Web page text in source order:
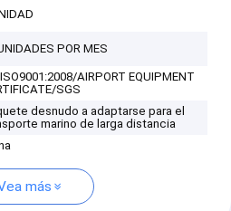
POR MES
AIRPORT EQUIPMENT
SGS
desnudo a adaptarse para el
marino de larga distancia
más